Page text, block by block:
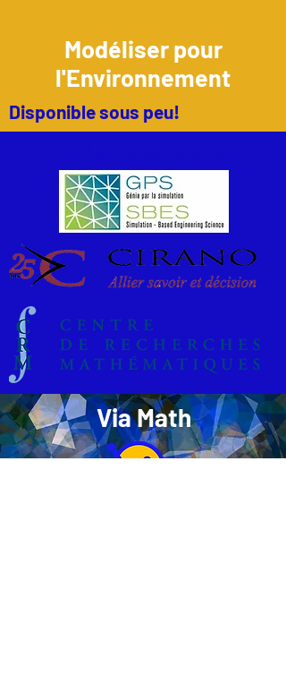
Modéliser pour
l'Environnement
Disponible sous peu!
Via Math